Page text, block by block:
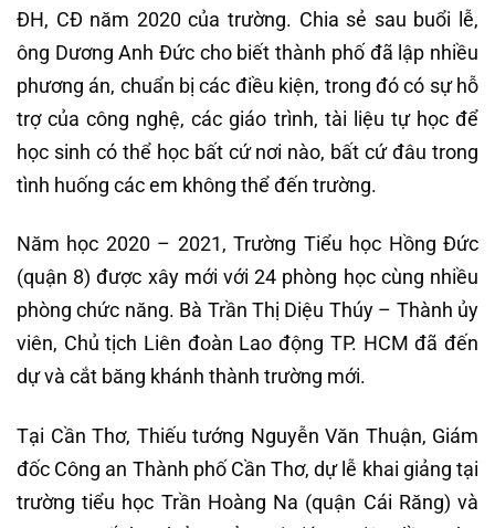
ĐH, CĐ năm 2020 của trường. Chia sẻ sau buổi lễ,
ông Dương Anh Đức cho biết thành phố đã lập nhiều
phương án, chuẩn bị các điều kiện, trong đó có sự hỗ
trợ của công nghệ, các giáo trình, tài liệu tự học để
học sinh có thể học bất cứ nơi nào, bất cứ đâu trong
tình huống các em không thể đến trường.
Năm học 2020 – 2021, Trường Tiểu học Hồng Đức
(quận 8) được xây mới với 24 phòng học cùng nhiều
phòng chức năng. Bà Trần Thị Diệu Thúy – Thành ủy
viên, Chủ tịch Liên đoàn Lao động TP. HCM đã đến
dự và cắt băng khánh thành trường mới.
Tại Cần Thơ, Thiếu tướng Nguyễn Văn Thuận, Giám
đốc Công an Thành phố Cần Thơ, dự lễ khai giảng tại
trường tiểu học Trần Hoàng Na (quận Cái Răng) và